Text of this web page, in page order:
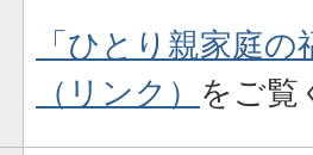
「ひとり親家庭
（リンク） をご覧